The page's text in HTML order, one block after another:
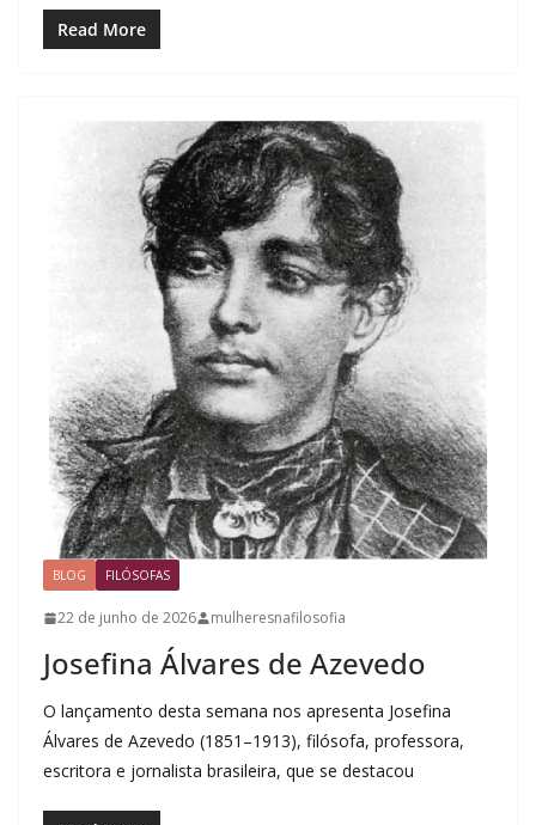
Read More
BLOG FILÓSOFAS
22 de junho de 2026 mulheresnafilosofia
Josefina Álvares de Azevedo
O lançamento desta semana nos apresenta Josefina
Álvares de Azevedo (1851–1913), filósofa, professora,
escritora e jornalista brasileira, que se destacou